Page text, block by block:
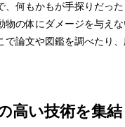
、何もかもが手探りだっ
の体にダメージを与え
で論文や図鑑を調べたり
高い技術を集結